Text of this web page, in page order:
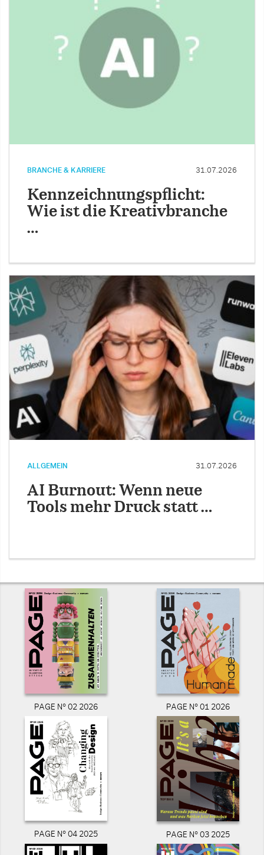
BRANCHE & KARRIERE 31.07.2026
Kennzeichnungspflicht:
Wie ist die Kreativbranche
…
ALLGEMEIN 31.07.2026
AI Burnout: Wenn neue
Tools mehr Druck statt …
PAGE N° 02 2026 PAGE N° 01 2026
PAGE N° 04 2025 PAGE N° 03 2025